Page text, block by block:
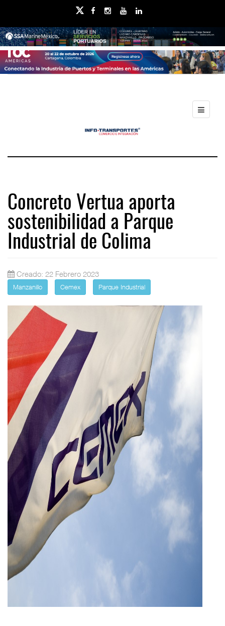
Concreto Vertua aporta
sostenibilidad a Parque
Industrial de Colima
Creado: 22 Febrero 2023
Manzanillo Cemex Parque Industrial